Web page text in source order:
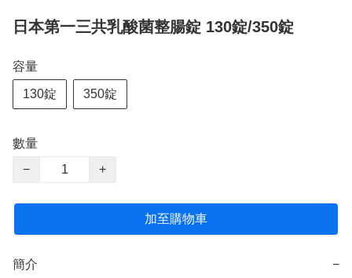
日本第一三共乳酸菌整腸錠 130錠/350錠
容量
130錠 350錠
數量
−
+
加至購物車
簡介 −